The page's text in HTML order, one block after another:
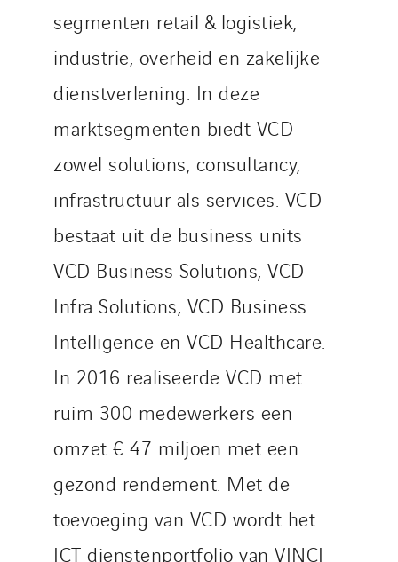
segmenten retail & logistiek,
industrie, overheid en zakelijke
dienstverlening. In deze
marktsegmenten biedt VCD
zowel solutions, consultancy,
infrastructuur als services. VCD
bestaat uit de business units
VCD Business Solutions, VCD
Infra Solutions, VCD Business
Intelligence en VCD Healthcare.
In 2016 realiseerde VCD met
ruim 300 medewerkers een
omzet € 47 miljoen met een
gezond rendement. Met de
toevoeging van VCD wordt het
ICT dienstenportfolio van VINCI